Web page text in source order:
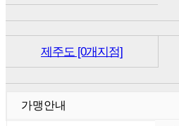
제주도 [0개지점]
가맹안내